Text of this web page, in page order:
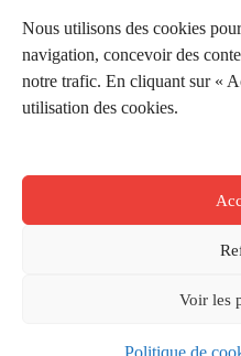
Nous utilisons des cookies
navigation, concevoir des
notre trafic. En cliquant sur «
utilisation des cookies.
Voir les
Politique de
Réductions de la Carte Côté
Application